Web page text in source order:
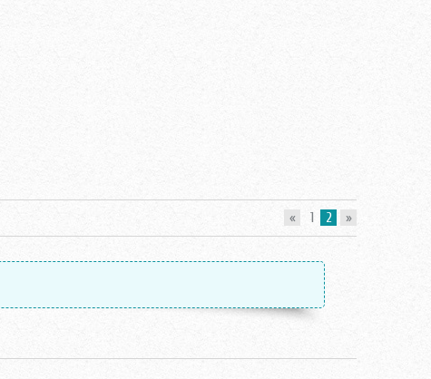
« 1 2 »